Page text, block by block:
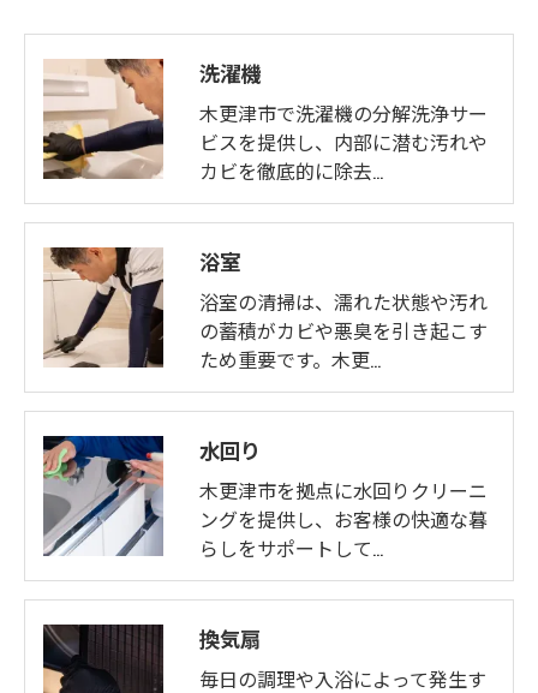
ご本人である事を確認のうえ、対応させて頂きま
す。
個人情報の開示･訂正･削除・利用停止の具体的手続
きにつきましては、お電話でお問合せ下さい。
洗濯機
木更津市で洗濯機の分解洗浄サー
ビスを提供し、内部に潜む汚れや
カビを徹底的に除去…
浴室
浴室の清掃は、濡れた状態や汚れ
の蓄積がカビや悪臭を引き起こす
ため重要です。木更…
水回り
木更津市を拠点に水回りクリーニ
ングを提供し、お客様の快適な暮
らしをサポートして…
換気扇
毎日の調理や入浴によって発生す
お問い合わせはこちら